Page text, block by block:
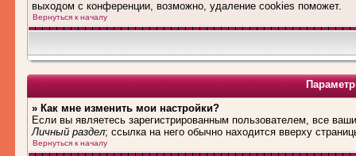
выходом с конференции, возможно, удаление cookies поможет.
Вернуться к началу
» Как мне изменить мои настройки?
Если вы являетесь зарегистрированным пользователем, все
Личный раздел; ссылка на него обычно находится вверху
Вернуться к началу